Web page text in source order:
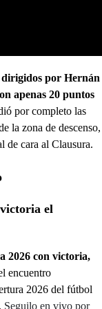
por Hernán
apenas 20 puntos
por completo las
la zona de descenso,
de cara al Clausura.
el
2026 con victoria,
encuentro
2026 del fútbol
Seguilo en vivo por